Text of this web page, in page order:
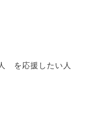
を応援したい人